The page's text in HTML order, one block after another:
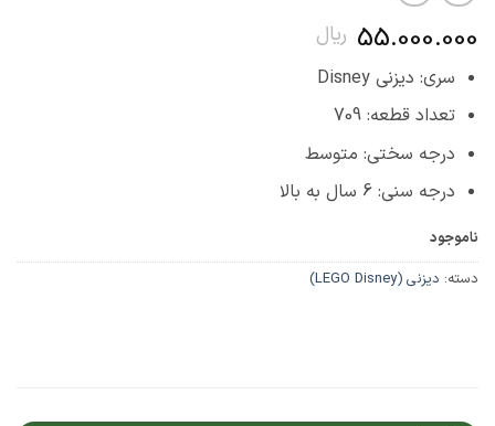
55.000.000 ریال
سری: دیزنی Disney
تعداد قطعه: 709
درجه سختی: متوسط
درجه سنی: 6 سال به بالا
ناموجود
دسته:دیزنی (LEGO Disney)